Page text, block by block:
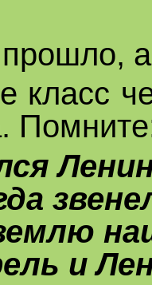
класс
и